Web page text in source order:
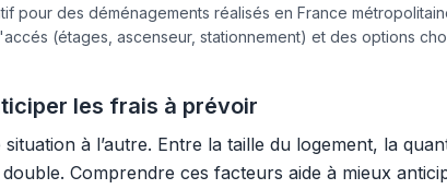
pour des déménagements réalisés en France
(étages, ascenseur, stationnement) et des options
les frais à prévoir
situation à l’autre. Entre la taille du logement, la
Comprendre ces facteurs aide à mieux